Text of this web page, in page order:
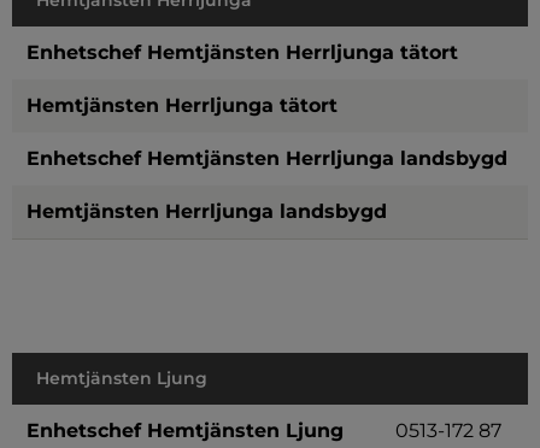
Enhetschef Hemtjänsten Herrljunga tätort
Hemtjänsten Herrljunga tätort
Enhetschef Hemtjänsten Herrljunga landsbygd
Hemtjänsten Herrljunga landsbygd
Hemtjänsten Ljung
Enhetschef Hemtjänsten Ljung 0513-172 87